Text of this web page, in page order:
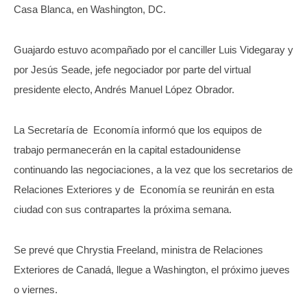
Casa Blanca, en Washington, DC.
Guajardo estuvo acompañado por el canciller Luis Videgaray y
por Jesús Seade, jefe negociador por parte del virtual
presidente electo, Andrés Manuel López Obrador.
La Secretaría de Economía informó que los equipos de
trabajo permanecerán en la capital estadounidense
continuando las negociaciones, a la vez que los secretarios de
Relaciones Exteriores y de Economía se reunirán en esta
ciudad con sus contrapartes la próxima semana.
Se prevé que Chrystia Freeland, ministra de Relaciones
Exteriores de Canadá, llegue a Washington, el próximo jueves
o viernes.